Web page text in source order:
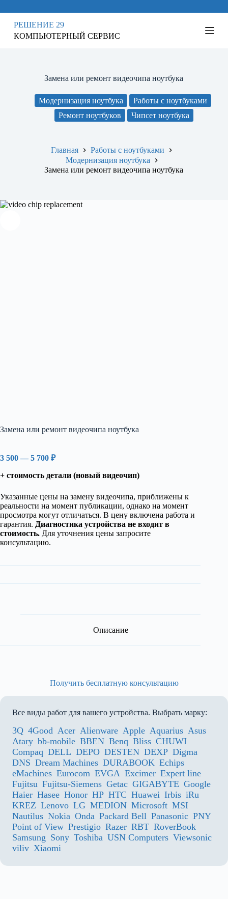
рРЕШЕНИЕ 29
КОМПЬЮТЕРНЫЙ СЕРВИС
Замена или ремонт видеочипа ноутбука
Модернизация ноутбука
Работы с ноутбуками
Ремонт ноутбуков
Чипсет ноутбука
Главная
Работы с ноутбуками
Модернизация ноутбука
Замена или ремонт видеочипа ноутбука
Замена или ремонт видеочипа ноутбука
3 500 — 5 700 ₽
+ стоимость детали (новый видеочип)
Указанные цены на замену видеочипа, приближены к
реальности на момент публикации, однако на момент
просмотра могут отличаться. В цену включена работа и
гарантия. Диагностика устройства не входит в
стоимость. Для уточнения цены запросите
консультацию.
Описание
Получить бесплатную консультацию
Все виды работ для вашего устройства. Выбрать марку:
3Q 4Good Acer Alienware Apple Aquarius Asus
Atary bb-mobile BBEN Benq Bliss CHUWI
Compaq DELL DEPO DESTEN DEXP Digma
DNS Dream Machines DURABOOK Echips
eMachines Eurocom EVGA Excimer Expert line
Fujitsu Fujitsu-Siemens Getac GIGABYTE Google
Haier Hasee Honor HP HTC Huawei Irbis iRu
KREZ Lenovo LG MEDION Microsoft MSI
Nautilus Nokia Onda Packard Bell Panasonic PNY
Point of View Prestigio Razer RBT RoverBook
Samsung Sony Toshiba USN Computers Viewsonic
viliv Xiaomi